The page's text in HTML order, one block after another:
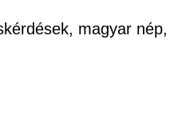
magyar nép,